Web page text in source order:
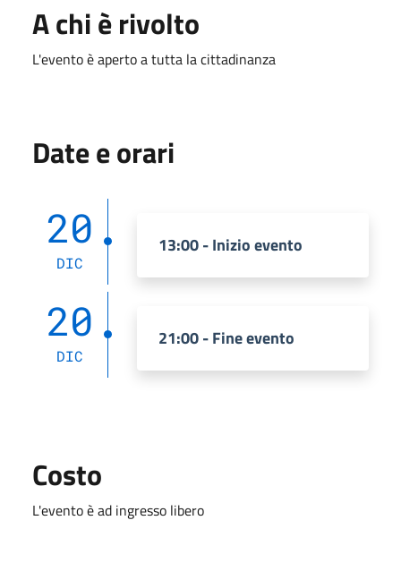
A chi è rivolto
L'evento è aperto a tutta la cittadinanza
Date e orari
20
DIC
13:00 - Inizio evento
20
DIC
21:00 - Fine evento
Costo
L'evento è ad ingresso libero